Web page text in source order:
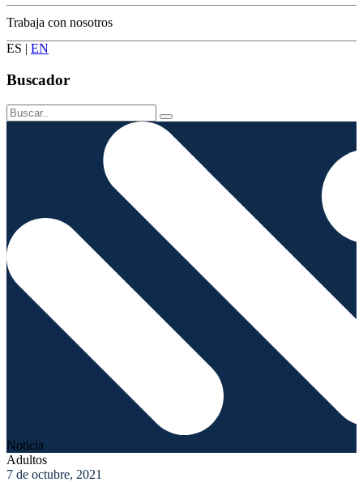
Trabaja con nosotros
ES | EN
Buscador
Noticia
Adultos
7 de octubre, 2021